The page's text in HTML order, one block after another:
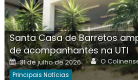
Santa Casa de Barretos
de acompanhantes na UTI
Posted
on
31 de julho de 2026 Author
O
Principais Notícias